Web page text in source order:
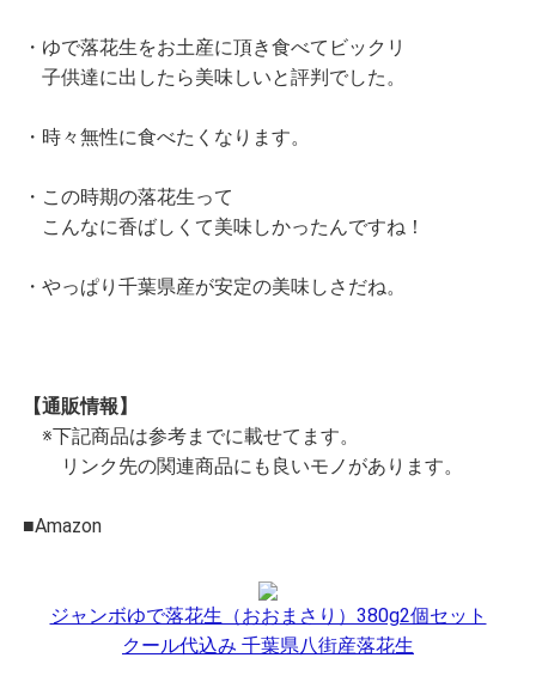
・ゆで落花生をお土産に頂き食べてビックリ
子供達に出したら美味しいと評判でした。
・時々無性に食べたくなります。
・この時期の落花生って
こんなに香ばしくて美味しかったんですね！
・やっぱり千葉県産が安定の美味しさだね。
【通販情報】
※下記商品は参考までに載せてます。
リンク先の関連商品にも良いモノがあります。
■Amazon
ジャンボゆで落花生（おおまさり）380g2個セット
クール代込み 千葉県八街産落花生